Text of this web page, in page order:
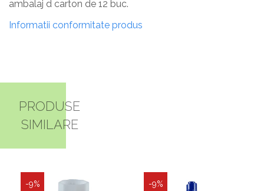
ambalaj d carton de 12 buc.
Informatii conformitate produs
PRODUSE
SIMILARE
-9% -9%